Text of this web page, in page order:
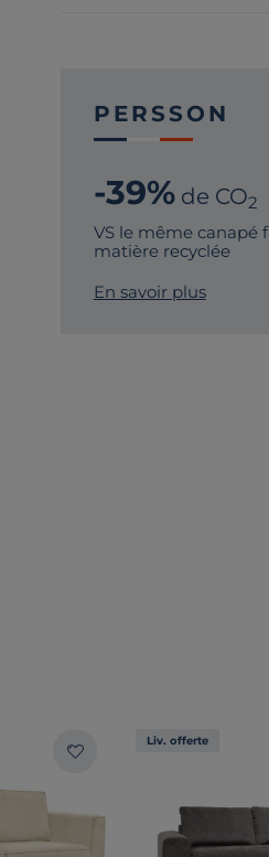
PERSSON
-39%de CO2
VS le même canapé
matière recyclée
En savoir plus
Liv. offerte